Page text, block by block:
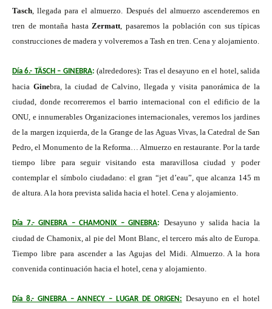
Tasch, llegada para el almuerzo. Después del almuerzo ascenderemos en
tren de montaña hasta Zermatt, pasaremos la población con sus típicas
construcciones de madera y volveremos a Tash en tren. Cena y alojamiento.
Día 6.- TÄSCH – GINEBRA: (alrededores): Tras el desayuno en el hotel, salida
hacia Ginebra, la ciudad de Calvino, llegada y visita panorámica de la
ciudad, donde recorreremos el barrio internacional con el edificio de la
ONU, e innumerables Organizaciones internacionales, veremos los jardines
de la margen izquierda, de la Grange de las Aguas Vivas, la Catedral de San
Pedro, el Monumento de la Reforma… Almuerzo en restaurante. Por la tarde
tiempo libre para seguir visitando esta maravillosa ciudad y poder
contemplar el símbolo ciudadano: el gran “jet d’eau”, que alcanza 145 m
de altura. A la hora prevista salida hacia el hotel. Cena y alojamiento.
Día 7.- GINEBRA – CHAMONIX – GINEBRA:
Desayuno y salida hacia la
ciudad de Chamonix, al pie del Mont Blanc, el tercero más alto de Europa.
Tiempo libre para ascender a las Agujas del Midi. Almuerzo. A la hora
convenida continuación hacia el hotel, cena y alojamiento.
Día 8.- GINEBRA – ANNECY – LUGAR DE ORIGEN: Desayuno en el hotel